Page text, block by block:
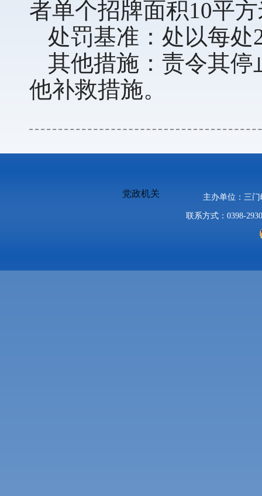
者单个招牌面积10平
处罚基准：处以每处
其他措施：责令其
他补救措施。
党政机关 主办单位：三
联系方式：0398-